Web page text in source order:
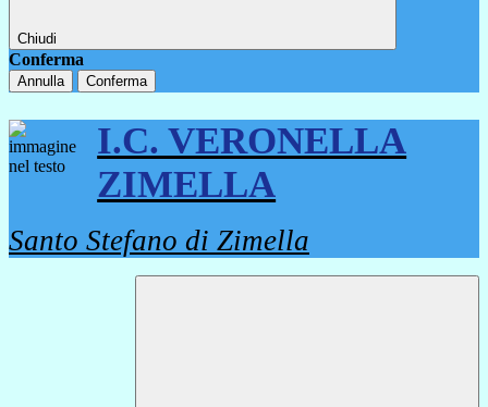
Chiudi
Conferma
Annulla Conferma
I.C. VERONELLA
ZIMELLA
Santo Stefano di Zimella